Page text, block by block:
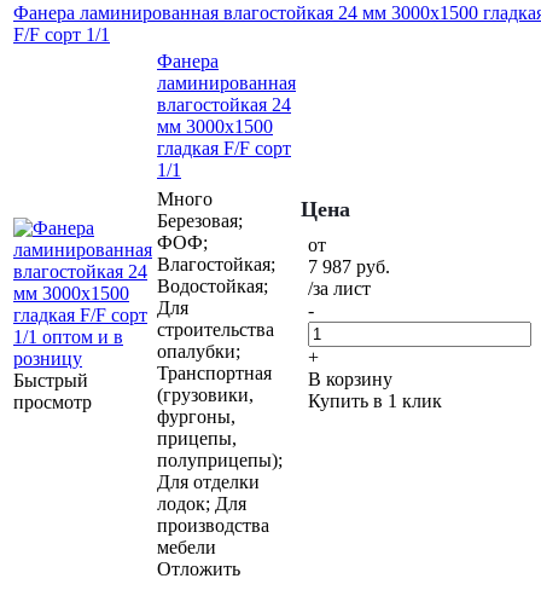
Фанера ламинированная влагостойкая 24 мм 3000х1500
F/F сорт 1/1
Быстрый
просмотр
Фанера
ламинированная
влагостойкая 24
мм 3000х1500
гладкая F/F сорт
1/1
Много
Березовая;
ФОФ;
Влагостойкая;
Водостойкая;
Для
строительства
опалубки;
Транспортная
(грузовики,
фургоны,
прицепы,
полуприцепы);
Для отделки
лодок; Для
производства
мебели
Отложить
Цена
от
7 987 руб.
/за лист
-
+
В корзину
Купить в 1 клик